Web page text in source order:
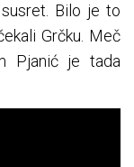
Bilo je to
Grčku. Meč
Pjanić je tada